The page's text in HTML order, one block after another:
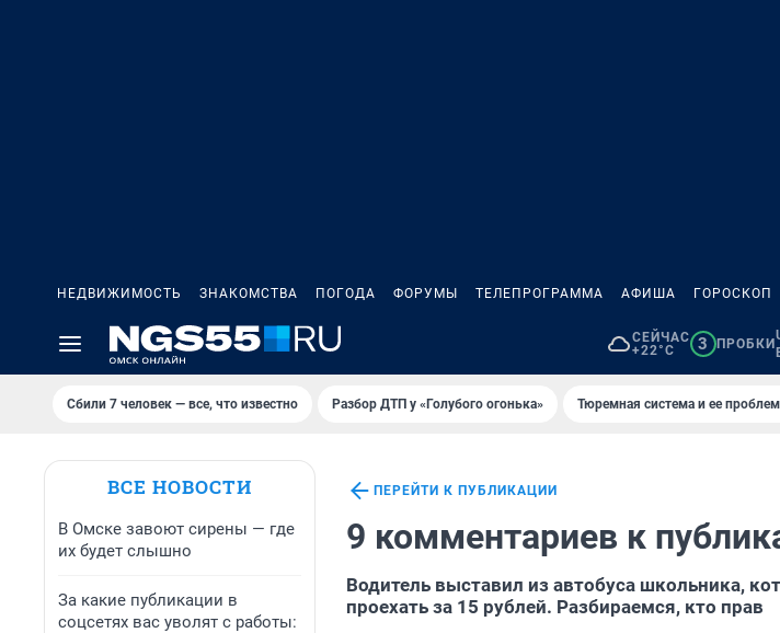
НЕДВИЖИМОСТЬ ЗНАКОМСТВА ПОГОДА ФОРУМЫ ТЕЛЕПРОГРАММА АФИША ГОРОСКОП
СЕЙЧАС
+22°C
3 ПРОБКИ
Сбили 7 человек — все, что известно Разбор ДТП у «Голубого огонька» Тюремная система и ее
ВСЕ НОВОСТИ
В Омске завоют сирены — где
их будет слышно
За какие публикации в
соцсетях вас уволят с работы:
ПЕРЕЙТИ К ПУБЛИКАЦИИ
9 комментариев к
Водитель выставил из автобуса школьника,
проехать за 15 рублей. Разбираемся, кто прав